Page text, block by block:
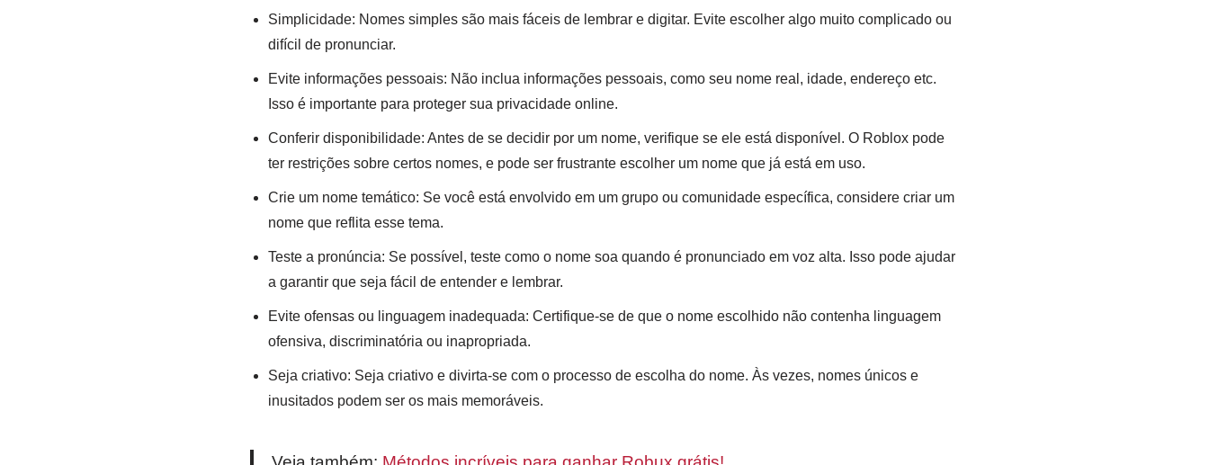
Simplicidade: Nomes simples são mais fáceis de lembrar e digitar. Evite escolher algo muito complicado ou
difícil de pronunciar.
Evite informações pessoais: Não inclua informações pessoais, como seu nome real, idade, endereço etc.
Isso é importante para proteger sua privacidade online.
Conferir disponibilidade: Antes de se decidir por um nome, verifique se ele está disponível. O Roblox pode
ter restrições sobre certos nomes, e pode ser frustrante escolher um nome que já está em uso.
Crie um nome temático: Se você está envolvido em um grupo ou comunidade específica, considere criar um
nome que reflita esse tema.
Teste a pronúncia: Se possível, teste como o nome soa quando é pronunciado em voz alta. Isso pode ajudar
a garantir que seja fácil de entender e lembrar.
Evite ofensas ou linguagem inadequada: Certifique-se de que o nome escolhido não contenha linguagem
ofensiva, discriminatória ou inapropriada.
Seja criativo: Seja criativo e divirta-se com o processo de escolha do nome. Às vezes, nomes únicos e
inusitados podem ser os mais memoráveis.